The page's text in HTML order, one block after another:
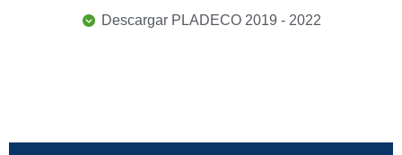
Descargar PLADECO 2019 - 2022